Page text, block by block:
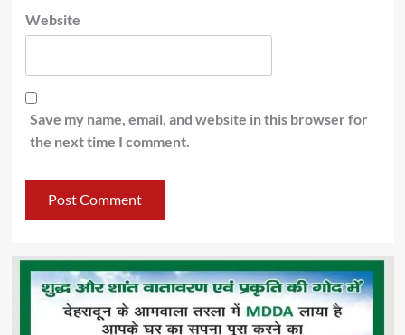
Website
Save my name, email, and website in this browser for
the next time I comment.